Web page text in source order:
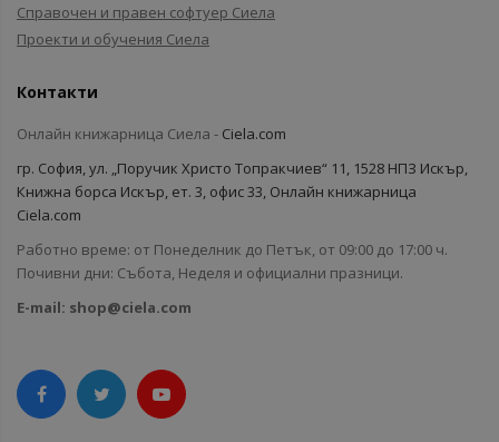
Справочен и правен софтуер Сиела
Проекти и обучения Сиела
Контакти
Онлайн книжарница Сиела - Ciela.com
гр. София, ул. „Поручик Христо Топракчиев“ 11, 1528 НПЗ Искър,
Книжна борса Искър, ет. 3, офис 33, Онлайн книжарница
Ciela.com
Работно време: от Понеделник до Петък, от 09:00 до 17:00 ч.
Почивни дни: Събота, Неделя и официални празници.
E-mail: shop@ciela.com